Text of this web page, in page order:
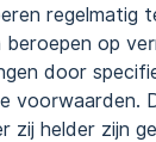
regelmatig
beroepen op
door
voorwaarden.
zij helder zijn